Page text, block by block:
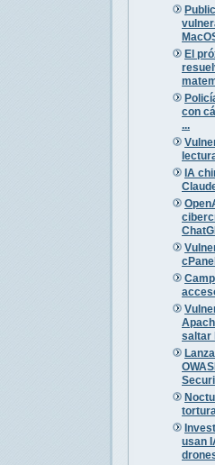
El
con
...
IA
saltar
usan